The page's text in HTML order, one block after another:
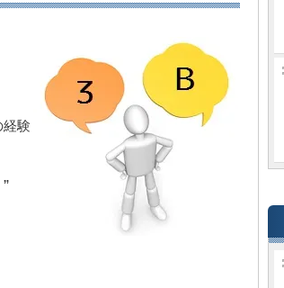
経験